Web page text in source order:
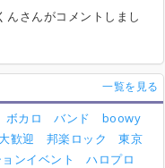
んさんがコメントしまし
一覧を見る
ボカロ バンド
boowy
歓迎 邦楽ロック
東京
ンイベント
ハロプロ